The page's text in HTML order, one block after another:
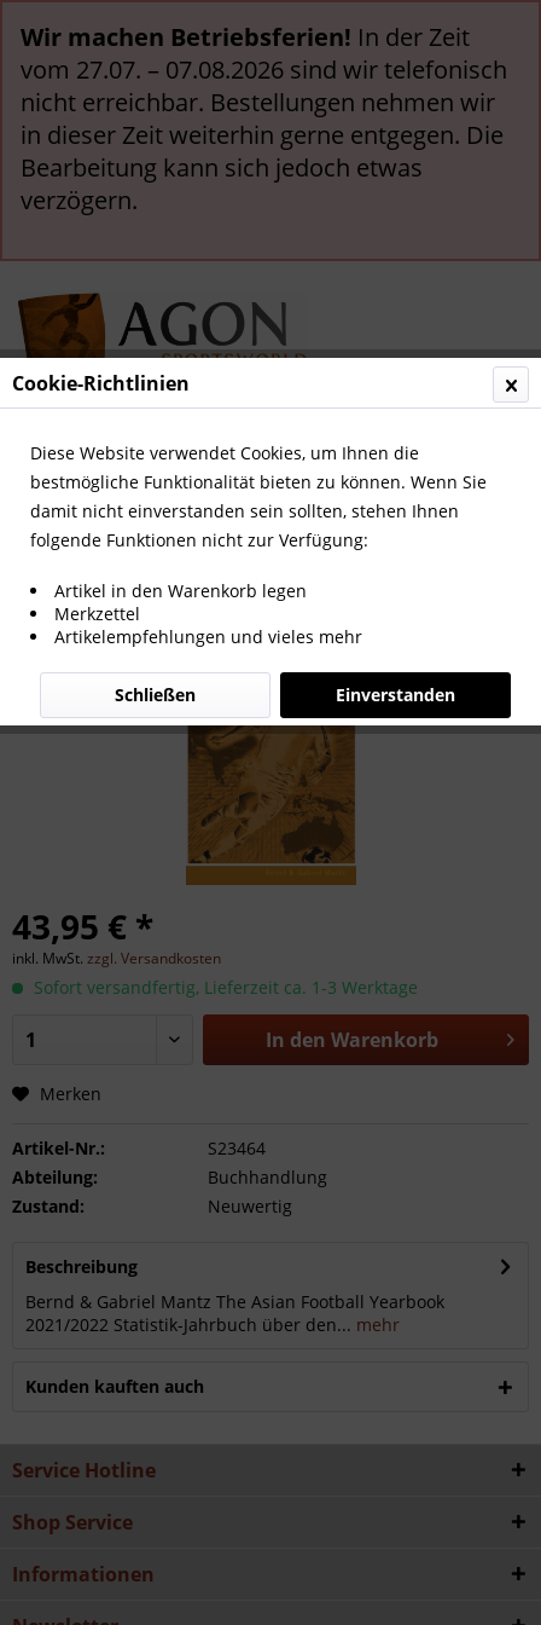
Wir machen Betriebsferien! In der Zeit
vom 27.07. – 07.08.2026 sind wir telefonisch
nicht erreichbar. Bestellungen nehmen wir
in dieser Zeit weiterhin gerne entgegen. Die
Bearbeitung kann sich jedoch etwas
verzögern.
Menü
Übersicht Weltfußball
43,95 € *
inkl. MwSt. zzgl. Versandkosten
Sofort versandfertig, Lieferzeit ca. 1-3 Werktage
In den Warenkorb
Merken
Artikel-Nr.:
S23464
Abteilung:
Buchhandlung
Zustand:
Neuwertig
Beschreibung
Bernd & Gabriel Mantz The Asian Football Yearbook
2021/2022 Statistik-Jahrbuch über den... mehr
Kunden kauften auch
Service Hotline
Shop Service
Informationen
Cookie-Richtlinien
Diese Website verwendet Cookies, um Ihnen die
bestmögliche Funktionalität bieten zu können. Wenn Sie
damit nicht einverstanden sein sollten, stehen Ihnen
folgende Funktionen nicht zur Verfügung:
Artikel in den Warenkorb legen
Merkzettel
Artikelempfehlungen und vieles mehr
Einverstanden
Schließen